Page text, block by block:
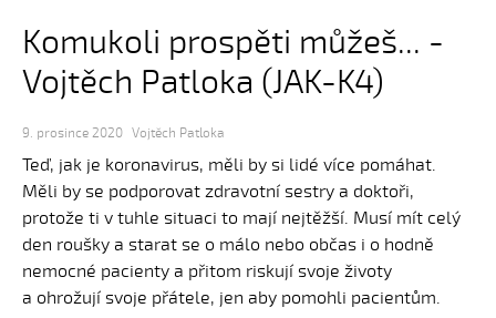
Komukoli prospěti můžeš... -
Vojtěch Patloka (JAK-K4)
9. prosince 2020 Vojtěch Patloka
Teď, jak je koronavirus, měli by si lidé více pomáhat.
Měli by se podporovat zdravotní sestry a doktoři,
protože ti v tuhle situaci to mají nejtěžší. Musí mít celý
den roušky a starat se o málo nebo občas i o hodně
nemocné pacienty a přitom riskují svoje životy
a ohrožují svoje přátele, jen aby pomohli pacientům.